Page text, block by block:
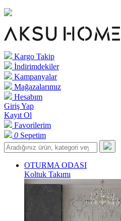
Kargo Takip
İndirimdekiler
Kampanyalar
Mağazalarımız
Hesabım
Giriş Yap
Kayıt Ol
Favorilerim
0 Sepetim
OTURMA ODASI
Koltuk Takımı